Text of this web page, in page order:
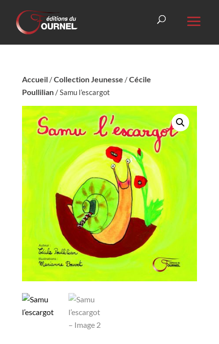
Accueil/Collection Jeunesse /Cécile
Poullilian/ Samu l’escargot